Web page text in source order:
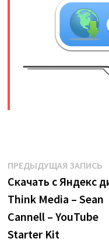
Навигация
по
записям
ПРЕДЫДУЩАЯ ЗАПИСЬ
Скачать с Яндекс
Think Media – Sean
Cannell – YouTube
Starter Kit